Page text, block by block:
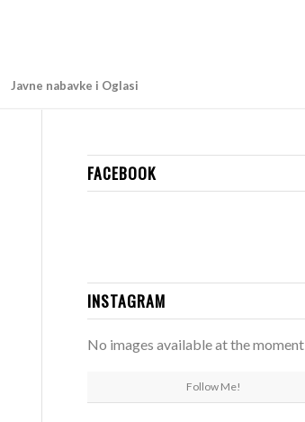
Javne nabavke i Oglasi
FACEBOOK
INSTAGRAM
No images available at the moment
Follow Me!